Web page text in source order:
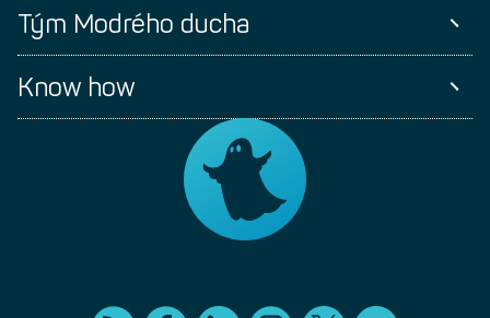
Tým Modrého ducha
Know how